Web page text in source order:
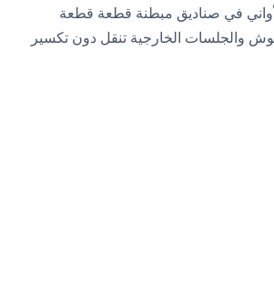
في صناديق مبطنة قطعة قطعة
والجلسات الخارجية تنقل دون تكسير